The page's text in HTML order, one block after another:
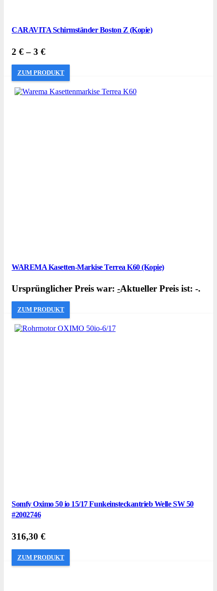
CARAVITA Schirmständer Boston Z (Kopie)
2 €– 3 €
ZUM PRODUKT
WAREMA Kasetten-Markise Terrea K60 (Kopie)
Ursprünglicher Preis war: -Aktueller Preis ist: -.
ZUM PRODUKT
Somfy Oximo 50 io 15/17 Funkeinsteckantrieb Welle SW 50
#2002746
316,30 €
ZUM PRODUKT